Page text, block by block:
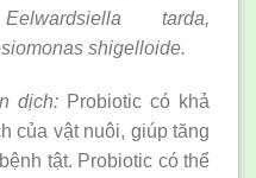
tarda,
shigelloide.
dịch:Probiotic có khả
của vật nuôi, giúp tăng
tật. Probiotic có thể